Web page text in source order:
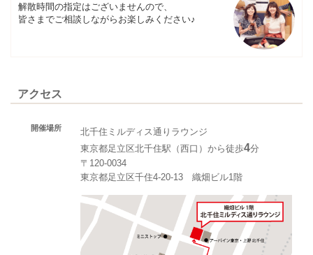
解散時間の指定はございませんので、
皆さまでご相談しながらお楽しみください♪
アクセス
開催場所
北千住ミルディス通りラウンジ
東京都足立区北千住駅（西口）から徒歩4分
〒120-0034
東京都足立区千住4-20-13 織畑ビル1階